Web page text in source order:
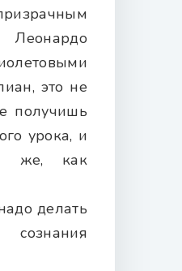
это не
получишь
урока, и
же, как
делать